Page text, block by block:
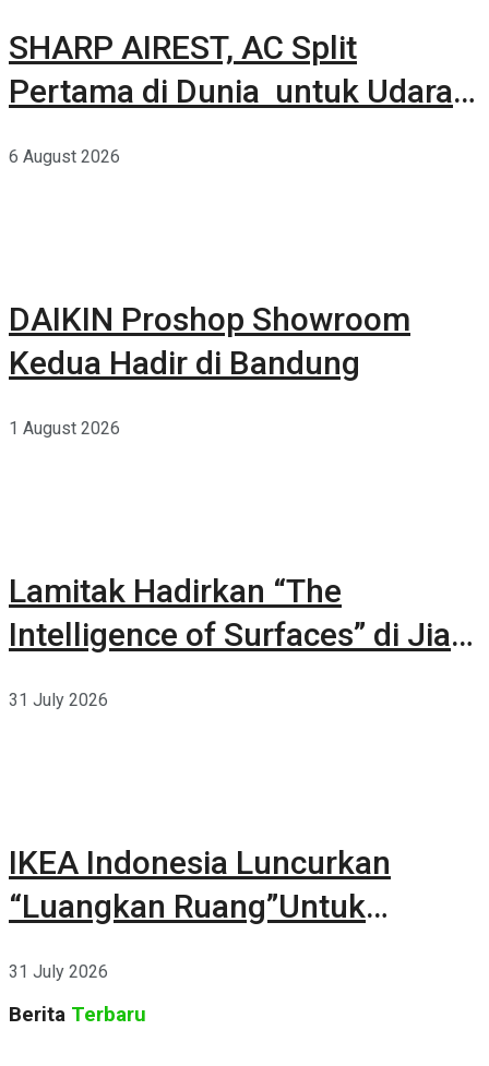
SHARP AIREST, AC Split
Pertama di Dunia untuk Udara
6 August 2026
DAIKIN Proshop Showroom
Kedua Hadir di Bandung
1 August 2026
Lamitak Hadirkan “The
Intelligence of Surfaces” di Jia
31 July 2026
IKEA Indonesia Luncurkan
“Luangkan Ruang”Untuk
31 July 2026
Berita Terbaru